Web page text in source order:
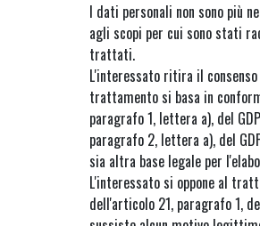
I dati personali non sono più
agli scopi per cui sono stati
trattati.
L'interessato ritira il
trattamento si basa in
paragrafo 1, lettera a), del
paragrafo 2, lettera a), del
sia altra base legale per
L'interessato si oppone al
dell'articolo 21, paragrafo 1,